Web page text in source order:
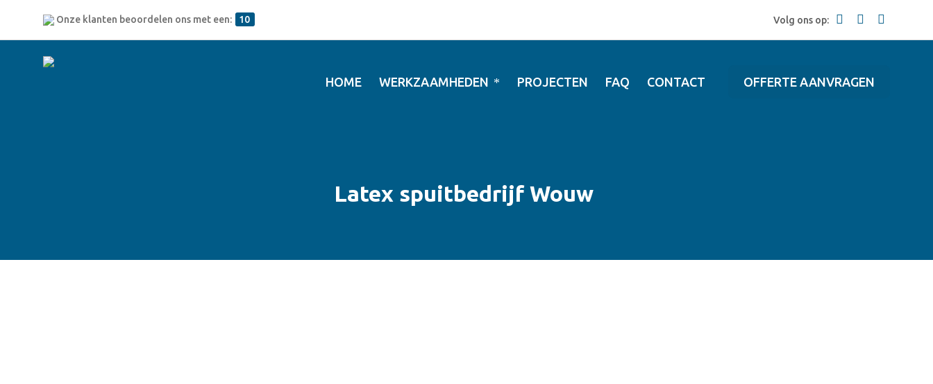
Onze klanten beoordelen ons met een: 10 Volg ons op:
HOME WERKZAAMHEDEN PROJECTEN FAQ CONTACT OFFERTE AANVRAGEN
Latex spuitbedrijf Wouw